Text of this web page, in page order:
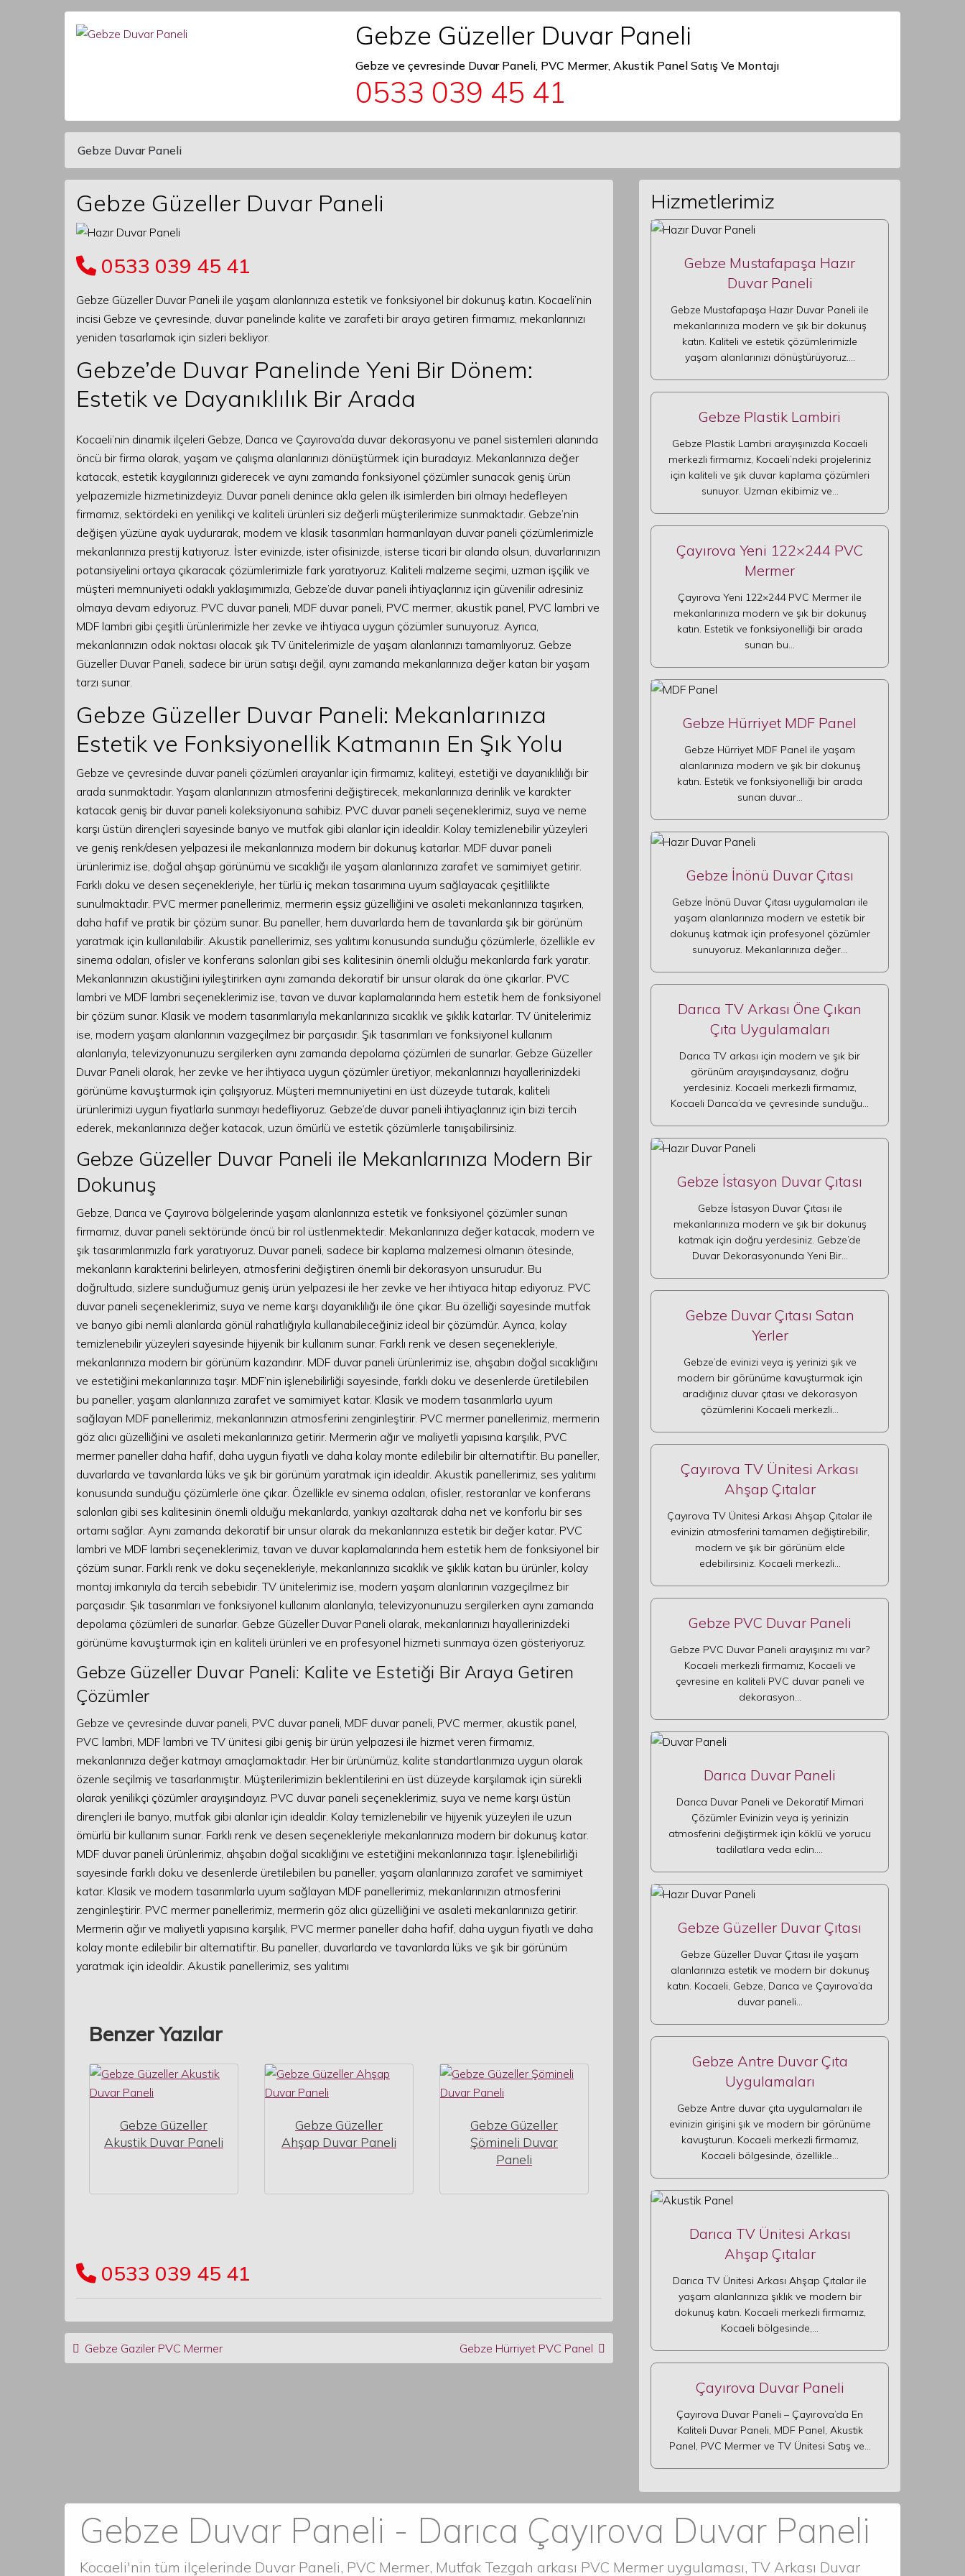
Gebze Güzeller Duvar Paneli
Gebze ve çevresinde Duvar Paneli, PVC Mermer, Akustik Panel Satış Ve Montajı
0533 039 45 41
Main Navigation
Gebze Duvar Paneli
Gebze Güzeller Duvar Paneli
0533 039 45 41
Gebze Güzeller Duvar Paneli ile yaşam alanlarınıza estetik ve fonksiyonel bir dokunuş katın. Kocaeli’nin
incisi Gebze ve çevresinde, duvar panelinde kalite ve zarafeti bir araya getiren firmamız, mekanlarınızı
yeniden tasarlamak için sizleri bekliyor.
Gebze’de Duvar Panelinde Yeni Bir Dönem:
Estetik ve Dayanıklılık Bir Arada
Kocaeli’nin dinamik ilçeleri Gebze, Darıca ve Çayırova’da duvar dekorasyonu ve panel sistemleri alanında
öncü bir firma olarak, yaşam ve çalışma alanlarınızı dönüştürmek için buradayız. Mekanlarınıza değer
katacak, estetik kaygılarınızı giderecek ve aynı zamanda fonksiyonel çözümler sunacak geniş ürün
yelpazemizle hizmetinizdeyiz. Duvar paneli denince akla gelen ilk isimlerden biri olmayı hedefleyen
firmamız, sektördeki en yenilikçi ve kaliteli ürünleri siz değerli müşterilerimize sunmaktadır. Gebze’nin
değişen yüzüne ayak uydurarak, modern ve klasik tasarımları harmanlayan duvar paneli çözümlerimizle
mekanlarınıza prestij katıyoruz. İster evinizde, ister ofisinizde, isterse ticari bir alanda olsun, duvarlarınızın
potansiyelini ortaya çıkaracak çözümlerimizle fark yaratıyoruz. Kaliteli malzeme seçimi, uzman işçilik ve
müşteri memnuniyeti odaklı yaklaşımımızla, Gebze’de duvar paneli ihtiyaçlarınız için güvenilir adresiniz
olmaya devam ediyoruz. PVC duvar paneli, MDF duvar paneli, PVC mermer, akustik panel, PVC lambri ve
MDF lambri gibi çeşitli ürünlerimizle her zevke ve ihtiyaca uygun çözümler sunuyoruz. Ayrıca,
mekanlarınızın odak noktası olacak şık TV ünitelerimizle de yaşam alanlarınızı tamamlıyoruz. Gebze
Güzeller Duvar Paneli, sadece bir ürün satışı değil, aynı zamanda mekanlarınıza değer katan bir yaşam
tarzı sunar.
Gebze Güzeller Duvar Paneli: Mekanlarınıza
Estetik ve Fonksiyonellik Katmanın En Şık Yolu
Gebze ve çevresinde duvar paneli çözümleri arayanlar için firmamız, kaliteyi, estetiği ve dayanıklılığı bir
arada sunmaktadır. Yaşam alanlarınızın atmosferini değiştirecek, mekanlarınıza derinlik ve karakter
katacak geniş bir duvar paneli koleksiyonuna sahibiz. PVC duvar paneli seçeneklerimiz, suya ve neme
karşı üstün dirençleri sayesinde banyo ve mutfak gibi alanlar için idealdir. Kolay temizlenebilir yüzeyleri
ve geniş renk/desen yelpazesi ile mekanlarınıza modern bir dokunuş katarlar. MDF duvar paneli
ürünlerimiz ise, doğal ahşap görünümü ve sıcaklığı ile yaşam alanlarınıza zarafet ve samimiyet getirir.
Farklı doku ve desen seçenekleriyle, her türlü iç mekan tasarımına uyum sağlayacak çeşitlilikte
sunulmaktadır. PVC mermer panellerimiz, mermerin eşsiz güzelliğini ve asaleti mekanlarınıza taşırken,
daha hafif ve pratik bir çözüm sunar. Bu paneller, hem duvarlarda hem de tavanlarda şık bir görünüm
yaratmak için kullanılabilir. Akustik panellerimiz, ses yalıtımı konusunda sunduğu çözümlerle, özellikle ev
sinema odaları, ofisler ve konferans salonları gibi ses kalitesinin önemli olduğu mekanlarda fark yaratır.
Mekanlarınızın akustiğini iyileştirirken aynı zamanda dekoratif bir unsur olarak da öne çıkarlar. PVC
lambri ve MDF lambri seçeneklerimiz ise, tavan ve duvar kaplamalarında hem estetik hem de fonksiyonel
bir çözüm sunar. Klasik ve modern tasarımlarıyla mekanlarınıza sıcaklık ve şıklık katarlar. TV ünitelerimiz
ise, modern yaşam alanlarının vazgeçilmez bir parçasıdır. Şık tasarımları ve fonksiyonel kullanım
alanlarıyla, televizyonunuzu sergilerken aynı zamanda depolama çözümleri de sunarlar. Gebze Güzeller
Duvar Paneli olarak, her zevke ve her ihtiyaca uygun çözümler üretiyor, mekanlarınızı hayallerinizdeki
görünüme kavuşturmak için çalışıyoruz. Müşteri memnuniyetini en üst düzeyde tutarak, kaliteli
ürünlerimizi uygun fiyatlarla sunmayı hedefliyoruz. Gebze’de duvar paneli ihtiyaçlarınız için bizi tercih
ederek, mekanlarınıza değer katacak, uzun ömürlü ve estetik çözümlerle tanışabilirsiniz.
Gebze Güzeller Duvar Paneli ile Mekanlarınıza Modern Bir
Dokunuş
Gebze, Darıca ve Çayırova bölgelerinde yaşam alanlarınıza estetik ve fonksiyonel çözümler sunan
firmamız, duvar paneli sektöründe öncü bir rol üstlenmektedir. Mekanlarınıza değer katacak, modern ve
şık tasarımlarımızla fark yaratıyoruz. Duvar paneli, sadece bir kaplama malzemesi olmanın ötesinde,
mekanların karakterini belirleyen, atmosferini değiştiren önemli bir dekorasyon unsurudur. Bu
doğrultuda, sizlere sunduğumuz geniş ürün yelpazesi ile her zevke ve her ihtiyaca hitap ediyoruz. PVC
duvar paneli seçeneklerimiz, suya ve neme karşı dayanıklılığı ile öne çıkar. Bu özelliği sayesinde mutfak
ve banyo gibi nemli alanlarda gönül rahatlığıyla kullanabileceğiniz ideal bir çözümdür. Ayrıca, kolay
temizlenebilir yüzeyleri sayesinde hijyenik bir kullanım sunar. Farklı renk ve desen seçenekleriyle,
mekanlarınıza modern bir görünüm kazandırır. MDF duvar paneli ürünlerimiz ise, ahşabın doğal sıcaklığını
ve estetiğini mekanlarınıza taşır. MDF’nin işlenebilirliği sayesinde, farklı doku ve desenlerde üretilebilen
bu paneller, yaşam alanlarınıza zarafet ve samimiyet katar. Klasik ve modern tasarımlarla uyum
sağlayan MDF panellerimiz, mekanlarınızın atmosferini zenginleştirir. PVC mermer panellerimiz, mermerin
göz alıcı güzelliğini ve asaleti mekanlarınıza getirir. Mermerin ağır ve maliyetli yapısına karşılık, PVC
mermer paneller daha hafif, daha uygun fiyatlı ve daha kolay monte edilebilir bir alternatiftir. Bu paneller,
duvarlarda ve tavanlarda lüks ve şık bir görünüm yaratmak için idealdir. Akustik panellerimiz, ses yalıtımı
konusunda sunduğu çözümlerle öne çıkar. Özellikle ev sinema odaları, ofisler, restoranlar ve konferans
salonları gibi ses kalitesinin önemli olduğu mekanlarda, yankıyı azaltarak daha net ve konforlu bir ses
ortamı sağlar. Aynı zamanda dekoratif bir unsur olarak da mekanlarınıza estetik bir değer katar. PVC
lambri ve MDF lambri seçeneklerimiz, tavan ve duvar kaplamalarında hem estetik hem de fonksiyonel bir
çözüm sunar. Farklı renk ve doku seçenekleriyle, mekanlarınıza sıcaklık ve şıklık katan bu ürünler, kolay
montaj imkanıyla da tercih sebebidir. TV ünitelerimiz ise, modern yaşam alanlarının vazgeçilmez bir
parçasıdır. Şık tasarımları ve fonksiyonel kullanım alanlarıyla, televizyonunuzu sergilerken aynı zamanda
depolama çözümleri de sunarlar. Gebze Güzeller Duvar Paneli olarak, mekanlarınızı hayallerinizdeki
görünüme kavuşturmak için en kaliteli ürünleri ve en profesyonel hizmeti sunmaya özen gösteriyoruz.
Gebze Güzeller Duvar Paneli: Kalite ve Estetiği Bir Araya Getiren
Çözümler
Gebze ve çevresinde duvar paneli, PVC duvar paneli, MDF duvar paneli, PVC mermer, akustik panel,
PVC lambri, MDF lambri ve TV ünitesi gibi geniş bir ürün yelpazesi ile hizmet veren firmamız,
mekanlarınıza değer katmayı amaçlamaktadır. Her bir ürünümüz, kalite standartlarımıza uygun olarak
özenle seçilmiş ve tasarlanmıştır. Müşterilerimizin beklentilerini en üst düzeyde karşılamak için sürekli
olarak yenilikçi çözümler arayışındayız. PVC duvar paneli seçeneklerimiz, suya ve neme karşı üstün
dirençleri ile banyo, mutfak gibi alanlar için idealdir. Kolay temizlenebilir ve hijyenik yüzeyleri ile uzun
ömürlü bir kullanım sunar. Farklı renk ve desen seçenekleriyle mekanlarınıza modern bir dokunuş katar.
MDF duvar paneli ürünlerimiz, ahşabın doğal sıcaklığını ve estetiğini mekanlarınıza taşır. İşlenebilirliği
sayesinde farklı doku ve desenlerde üretilebilen bu paneller, yaşam alanlarınıza zarafet ve samimiyet
katar. Klasik ve modern tasarımlarla uyum sağlayan MDF panellerimiz, mekanlarınızın atmosferini
zenginleştirir. PVC mermer panellerimiz, mermerin göz alıcı güzelliğini ve asaleti mekanlarınıza getirir.
Mermerin ağır ve maliyetli yapısına karşılık, PVC mermer paneller daha hafif, daha uygun fiyatlı ve daha
kolay monte edilebilir bir alternatiftir. Bu paneller, duvarlarda ve tavanlarda lüks ve şık bir görünüm
yaratmak için idealdir. Akustik panellerimiz, ses yalıtımı
Benzer Yazılar
Gebze Güzeller
Akustik Duvar Paneli
Gebze Güzeller
Ahşap Duvar Paneli
Gebze Güzeller
Şömineli Duvar
Paneli
0533 039 45 41
Post navigation
Gebze Gaziler PVC Mermer Gebze Hürriyet PVC Panel
Hizmetlerimiz
Gebze Mustafapaşa Hazır
Duvar Paneli
Gebze Mustafapaşa Hazır Duvar Paneli ile
mekanlarınıza modern ve şık bir dokunuş
katın. Kaliteli ve estetik çözümlerimizle
yaşam alanlarınızı dönüştürüyoruz.…
Gebze Plastik Lambiri
Gebze Plastik Lambri arayışınızda Kocaeli
merkezli firmamız, Kocaeli’ndeki projeleriniz
için kaliteli ve şık duvar kaplama çözümleri
sunuyor. Uzman ekibimiz ve…
Çayırova Yeni 122×244 PVC
Mermer
Çayırova Yeni 122×244 PVC Mermer ile
mekanlarınıza modern ve şık bir dokunuş
katın. Estetik ve fonksiyonelliği bir arada
sunan bu…
Gebze Hürriyet MDF Panel
Gebze Hürriyet MDF Panel ile yaşam
alanlarınıza modern ve şık bir dokunuş
katın. Estetik ve fonksiyonelliği bir arada
sunan duvar…
Gebze İnönü Duvar Çıtası
Gebze İnönü Duvar Çıtası uygulamaları ile
yaşam alanlarınıza modern ve estetik bir
dokunuş katmak için profesyonel çözümler
sunuyoruz. Mekanlarınıza değer…
Darıca TV Arkası Öne Çıkan
Çıta Uygulamaları
Darıca TV arkası için modern ve şık bir
görünüm arayışındaysanız, doğru
yerdesiniz. Kocaeli merkezli firmamız,
Kocaeli Darıca’da ve çevresinde sunduğu…
Gebze İstasyon Duvar Çıtası
Gebze İstasyon Duvar Çıtası ile
mekanlarınıza modern ve şık bir dokunuş
katmak için doğru yerdesiniz. Gebze’de
Duvar Dekorasyonunda Yeni Bir…
Gebze Duvar Çıtası Satan
Yerler
Gebze’de evinizi veya iş yerinizi şık ve
modern bir görünüme kavuşturmak için
aradığınız duvar çıtası ve dekorasyon
çözümlerini Kocaeli merkezli…
Çayırova TV Ünitesi Arkası
Ahşap Çıtalar
Çayırova TV Ünitesi Arkası Ahşap Çıtalar ile
evinizin atmosferini tamamen değiştirebilir,
modern ve şık bir görünüm elde
edebilirsiniz. Kocaeli merkezli…
Gebze PVC Duvar Paneli
Gebze PVC Duvar Paneli arayışınız mı var?
Kocaeli merkezli firmamız, Kocaeli ve
çevresine en kaliteli PVC duvar paneli ve
dekorasyon…
Darıca Duvar Paneli
Darıca Duvar Paneli ve Dekoratif Mimari
Çözümler Evinizin veya iş yerinizin
atmosferini değiştirmek için köklü ve yorucu
tadilatlara veda edin.…
Gebze Güzeller Duvar Çıtası
Gebze Güzeller Duvar Çıtası ile yaşam
alanlarınıza estetik ve modern bir dokunuş
katın. Kocaeli, Gebze, Darıca ve Çayırova’da
duvar paneli…
Gebze Antre Duvar Çıta
Uygulamaları
Gebze Antre duvar çıta uygulamaları ile
evinizin girişini şık ve modern bir görünüme
kavuşturun. Kocaeli merkezli firmamız,
Kocaeli bölgesinde, özellikle…
Darıca TV Ünitesi Arkası
Ahşap Çıtalar
Darıca TV Ünitesi Arkası Ahşap Çıtalar ile
yaşam alanlarınıza şıklık ve modern bir
dokunuş katın. Kocaeli merkezli firmamız,
Kocaeli bölgesinde,…
Çayırova Duvar Paneli
Çayırova Duvar Paneli – Çayırova’da En
Kaliteli Duvar Paneli, MDF Panel, Akustik
Panel, PVC Mermer ve TV Ünitesi Satış ve…
Gebze Duvar Paneli - Darıca Çayırova Duvar Paneli
Kocaeli'nin tüm ilçelerinde Duvar Paneli, PVC Mermer, Mutfak Tezgah arkası PVC Mermer uygulaması, TV Arkası Duvar